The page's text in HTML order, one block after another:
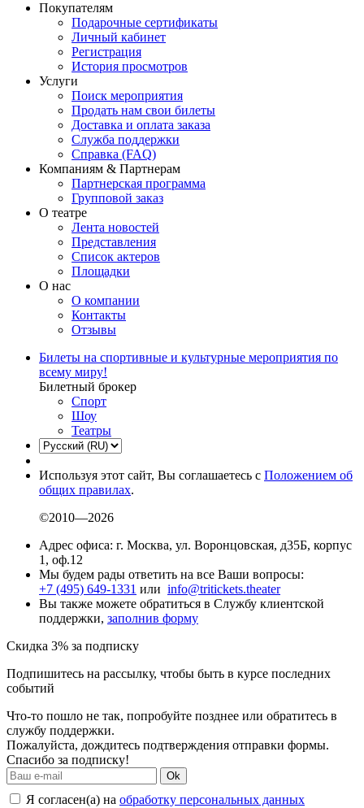
Покупателям
Подарочные сертификаты
Личный кабинет
Регистрация
История просмотров
Услуги
Поиск мероприятия
Продать нам свои билеты
Доставка и оплата заказа
Служба поддержки
Справка (FAQ)
Компаниям & Партнерам
Партнерская программа
Групповой заказ
О театре
Лента новостей
Представления
Список актеров
Площадки
О нас
О компании
Контакты
Отзывы
Билеты на спортивные и культурные мероприятия по
всему миру!
Билетный брокер
Спорт
Шоу
Театры
Используя этот сайт, Вы соглашаетесь с Положением об
общих правилах.
©2010—2026
Адрес офиса: г. Москва, ул. Воронцовская, д35Б, корпус
1, оф.12
Мы будем рады ответить на все Ваши вопросы:
+7 (495) 649-1331 или info@tritickets.theater
Вы также можете обратиться в Службу клиентской
поддержки, заполнив форму
Скидка 3% за подписку
Подпишитесь на рассылку, чтобы быть в курсе последних
событий
Что-то пошло не так, попробуйте позднее или обратитесь в
службу поддержки.
Пожалуйста, дождитесь подтверждения отправки формы.
Спасибо за подписку!
Ok
Я согласен(а) на обработку персональных данных